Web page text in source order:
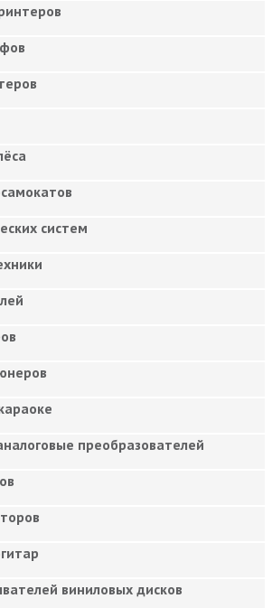
систем
преобразователей
виниловых дисков